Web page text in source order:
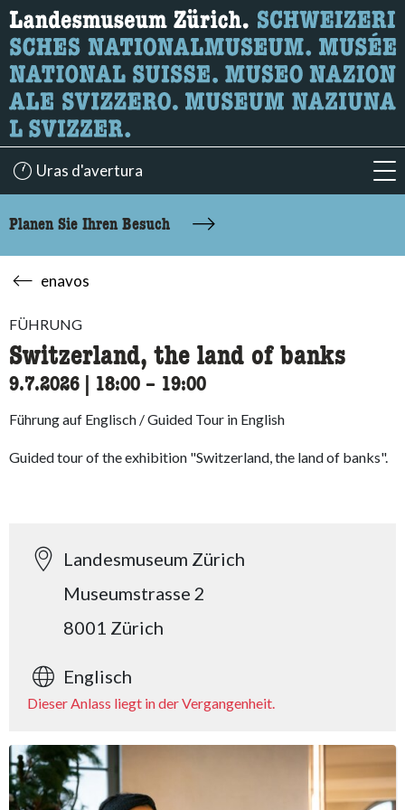
Wonach suchen Sie?
Hier können Sie nach Inhalten der Seite suchen.
Uras d'avertura
Planen Sie Ihren Besuch
enavos
FÜHRUNG
Switzerland, the land of banks
9.7.2026 18:00 accessibility.time_to
– 19:00
Führung auf Englisch / Guided Tour in English
Guided tour of the exhibition "Switzerland, the land of banks".
Landesmuseum Zürich
Museumstrasse 2
8001 Zürich
Englisch
Dieser Anlass liegt in der Vergangenheit.